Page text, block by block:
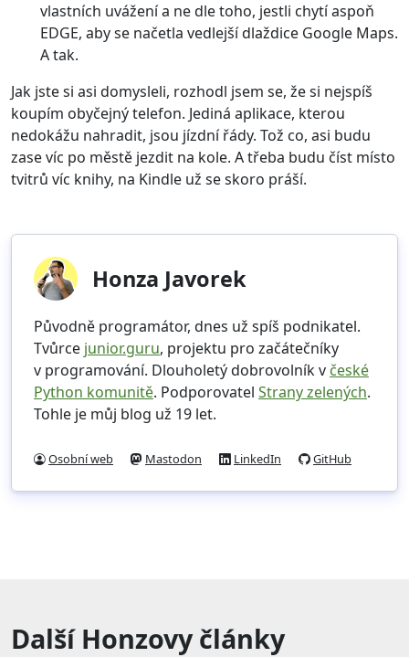
vlastních uvážení a ne dle toho, jestli chytí aspoň
EDGE, aby se načetla vedlejší dlaždice Google Maps.
A tak.
Jak jste si asi domysleli, rozhodl jsem se, že si nejspíš
koupím obyčejný telefon. Jediná aplikace, kterou
nedokážu nahradit, jsou jízdní řády. Tož co, asi budu
zase víc po městě jezdit na kole. A třeba budu číst místo
tvitrů víc knihy, na Kindle už se skoro práší.
Honza Javorek
Původně programátor, dnes už spíš podnikatel.
Tvůrce junior.guru, projektu pro začátečníky
v programování. Dlouholetý dobrovolník v české
Python komunitě. Podporovatel Strany zelených.
Tohle je můj blog už 19 let.
Osobní web Mastodon LinkedIn GitHub
Další Honzovy články